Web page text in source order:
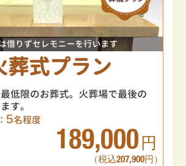
借りずセレモニーを行います
葬式プラン
低限のお葬式。火葬場で最後の
す。
5名程度
189,000 円
（税込207,900円）